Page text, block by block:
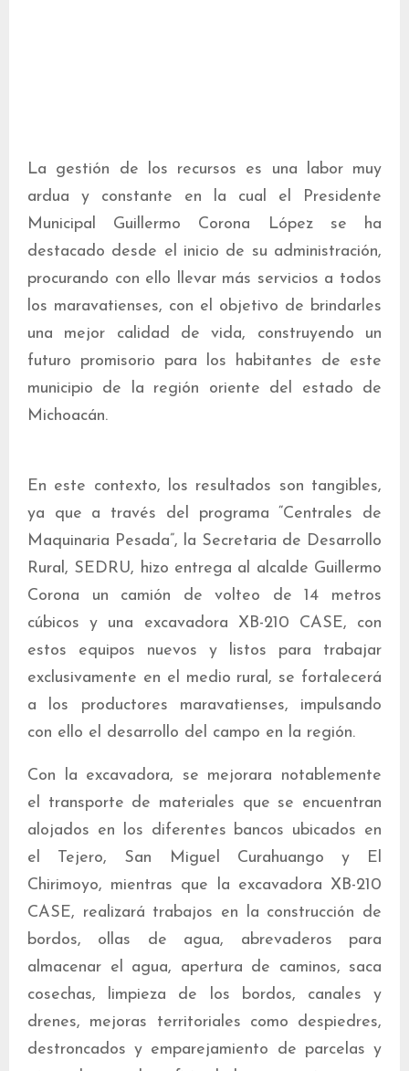
La gestión de los recursos es una labor muy
ardua y constante en la cual el Presidente
Municipal Guillermo Corona López se ha
destacado desde el inicio de su administración,
procurando con ello llevar más servicios a todos
los maravatienses, con el objetivo de brindarles
una mejor calidad de vida, construyendo un
futuro promisorio para los habitantes de este
municipio de la región oriente del estado de
Michoacán.
En este contexto, los resultados son tangibles,
ya que a través del programa “Centrales de
Maquinaria Pesada”, la Secretaria de Desarrollo
Rural, SEDRU, hizo entrega al alcalde Guillermo
Corona un camión de volteo de 14 metros
cúbicos y una excavadora XB-210 CASE, con
estos equipos nuevos y listos para trabajar
exclusivamente en el medio rural, se fortalecerá
a los productores maravatienses, impulsando
con ello el desarrollo del campo en la región.
Con la excavadora, se mejorara notablemente
el transporte de materiales que se encuentran
alojados en los diferentes bancos ubicados en
el Tejero, San Miguel Curahuango y El
Chirimoyo, mientras que la excavadora XB-210
CASE, realizará trabajos en la construcción de
bordos, ollas de agua, abrevaderos para
almacenar el agua, apertura de caminos, saca
cosechas, limpieza de los bordos, canales y
drenes, mejoras territoriales como despiedres,
destroncados y emparejamiento de parcelas y